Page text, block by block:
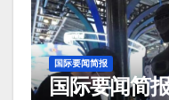
国际要闻简报
国际要闻简